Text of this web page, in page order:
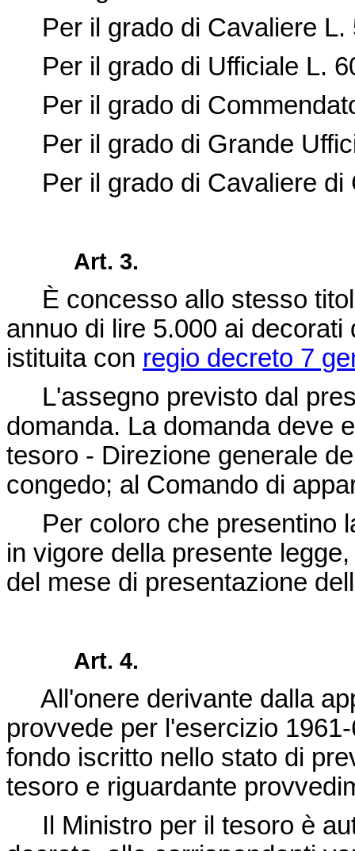
Per il grado di Cavaliere L.
Per il grado di Ufficiale L.
Per il grado di
Per il grado di Grande
Per il grado di Cavaliere di
Art. 3.
È concesso allo stesso
annuo di lire 5.000 ai
istituita con regio decreto 7
L'assegno previsto dal
domanda. La domanda deve
tesoro - Direzione generale
congedo; al Comando di
Per coloro che presentino
in vigore della presente
del mese di presentazione
Art. 4.
All'onere derivante dalla
provvede per l'esercizio
fondo iscritto nello stato di
tesoro e riguardante
Il Ministro per il tesoro è